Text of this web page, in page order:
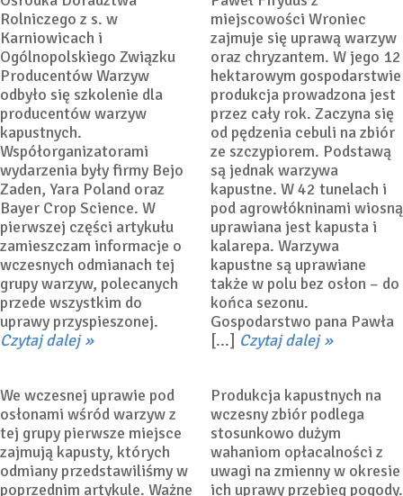
Rolniczego z s. w
Karniowicach i
Ogólnopolskiego Związku
Producentów Warzyw
odbyło się szkolenie dla
producentów warzyw
kapustnych.
Współorganizatorami
wydarzenia były firmy Bejo
Zaden, Yara Poland oraz
Bayer Crop Science. W
pierwszej części artykułu
zamieszczam informacje o
wczesnych odmianach tej
grupy warzyw, polecanych
przede wszystkim do
uprawy przyspieszonej.
Czytaj dalej
miejscowości Wroniec
zajmuje się uprawą warzyw
oraz chryzantem. W jego 12
hektarowym gospodarstwie
produkcja prowadzona jest
przez cały rok. Zaczyna się
od pędzenia cebuli na zbiór
ze szczypiorem. Podstawą
są jednak warzywa
kapustne. W 42 tunelach i
pod agrowłókninami wiosną
uprawiana jest kapusta i
kalarepa. Warzywa
kapustne są uprawiane
także w polu bez osłon – do
końca sezonu.
Gospodarstwo pana Pawła
[...] Czytaj dalej
Warzywa kapustne do
uprawy w tunelach i pod
włókniną – odmiany
kalafiora, brokułu i
kalarepy
9 lutego 2022
We wczesnej uprawie pod
osłonami wśród warzyw z
tej grupy pierwsze miejsce
zajmują kapusty, których
odmiany przedstawiliśmy w
poprzednim artykule. Ważne
Na wczesny zbiór –
odmiany kapusty do
uprawy w tunelach i pod
włókninami
29 stycznia 2022
Produkcja kapustnych na
wczesny zbiór podlega
stosunkowo dużym
wahaniom opłacalności z
uwagi na zmienny w okresie
ich uprawy przebieg pogody.